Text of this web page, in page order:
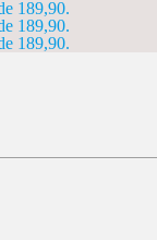
189,90.
189,90.
189,90.